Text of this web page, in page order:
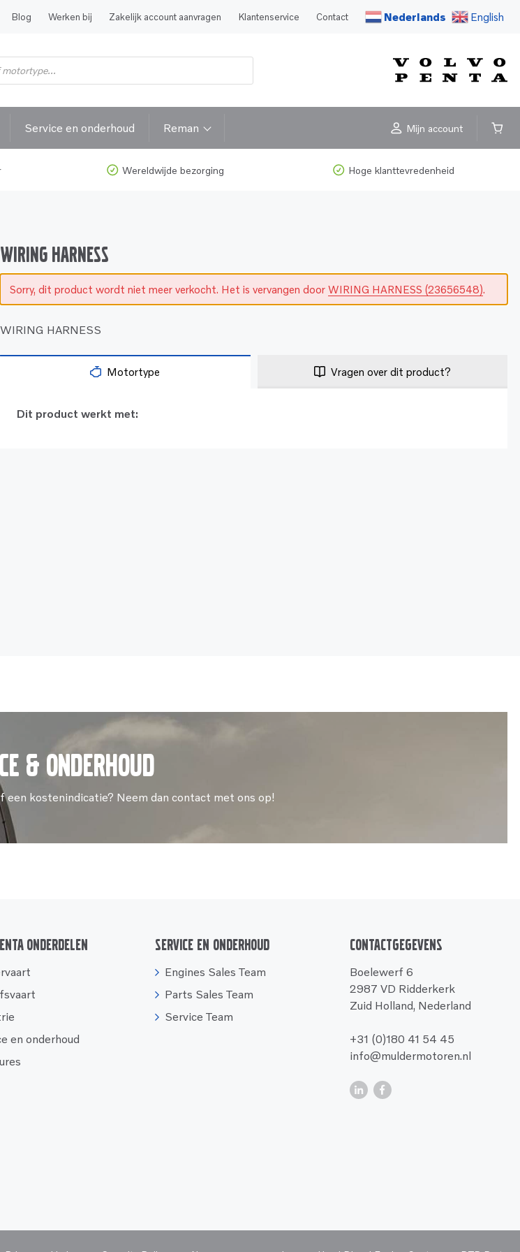
Blog Werken bij Zakelijk account aanvragen Klantenservice Contact Nederlands English
Service en onderhoud Reman Mijn account
Wereldwijde bezorging Hoge klanttevredenheid
WIRING HARNESS
Sorry, dit product wordt niet meer verkocht. Het is vervangen doorWIRING HARNESS (23656548).
WIRING HARNESS
Motortype Vragen over dit product?
Dit product werkt met:
& onderhoud
een kostenindicatie? Neem dan contact met ons op!
onderdelen
en onderhoud
Service en onderhoud
Engines Sales Team
Parts Sales Team
Service Team
Contactgegevens
Boelewerf 6
2987 VD Ridderkerk
Zuid Holland, Nederland
+31 (0)180 41 54 45
info@muldermotoren.nl